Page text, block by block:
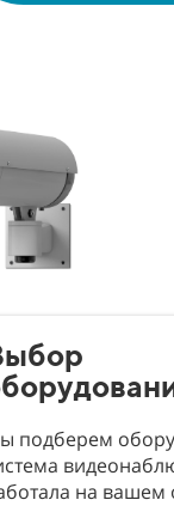
подберем
на вашем